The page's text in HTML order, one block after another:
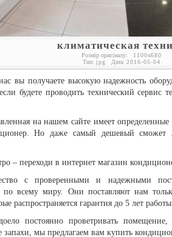
климатическая
Розмір оригіналу: 1100x680
Тип: jpg Дата: 2016-05-04
вы получаете высокую надежность
будете проводить технический сервис
на нашем сайте имеет
Но даже самый дешевый сможет
– переходи в интернет магазин
с проверенными и надежными
по всему миру. Они поставляют нам
распространяется гарантия до 5 лет
постоянно проветривать
мы предлагаем вам купить